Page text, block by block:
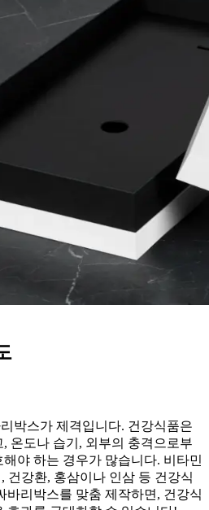
박스가 제격입니다. 건강식품은
온도나 습기, 외부의 충격으로부
야 하는 경우가 많습니다. 비타민
건강환, 홍삼이나 인삼 등 건강식
바리박스를 맞춤 제작하면, 건강식